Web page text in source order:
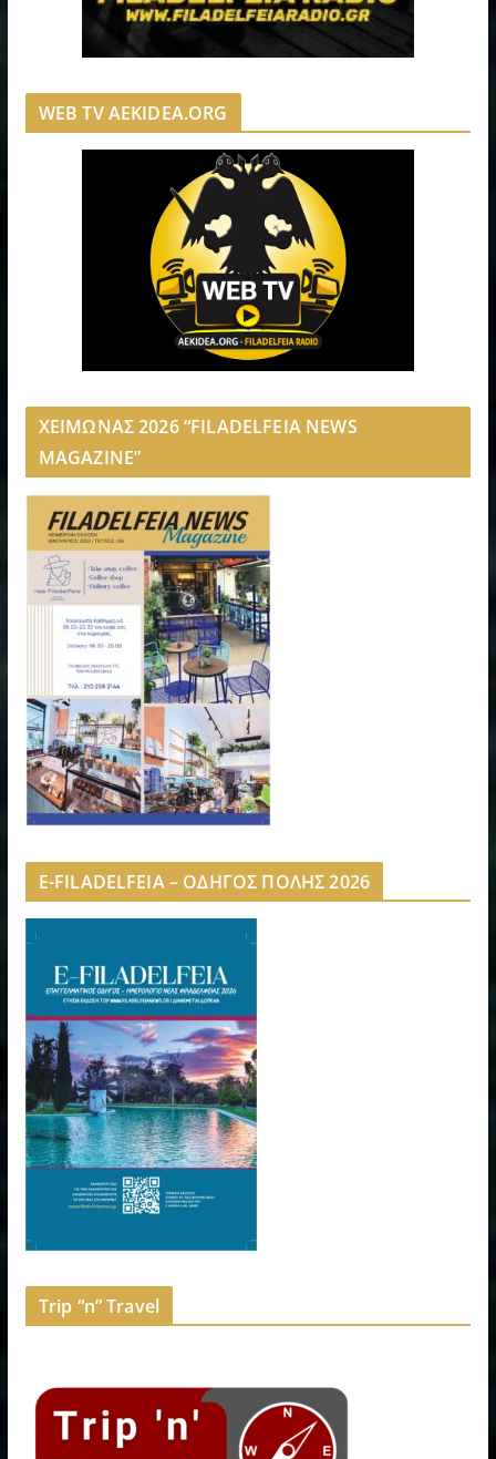
WEB TV AEKIDEA.ORG
ΧΕΙΜΩΝΑΣ 2026 “FILADELFEIA NEWS
MAGAZINE”
E-FILADELFEIA – ΟΔΗΓΟΣ ΠΟΛΗΣ 2026
Trip “n” Travel